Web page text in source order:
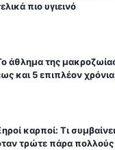
πιο υγιεινό
άθλημα της
και 5 επιπλέον
καρποί: Τι
τρώτε πάρα πολλούς